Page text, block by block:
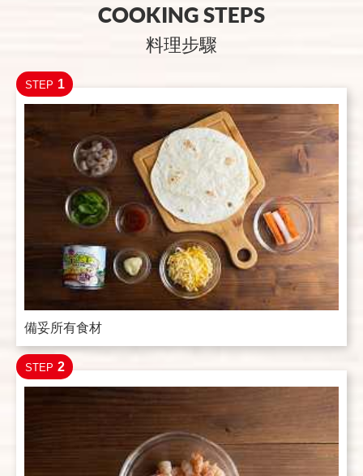
COOKING STEPS
料理步驟
STEP 1
備妥所有食材
STEP 2